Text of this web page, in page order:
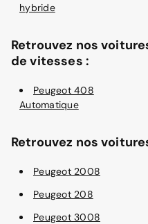
hybride
Retrouvez nos
de vitesses :
Peugeot 408
Automatique
Retrouvez nos
Peugeot 2008
Peugeot 208
Peugeot 3008